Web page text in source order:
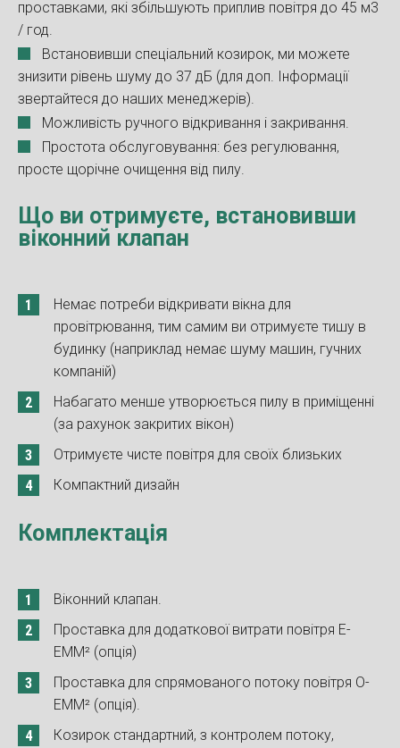
проставками, які збільшують приплив повітря до 45 м3
/ год.
Встановивши спеціальний козирок, ми можете
знизити рівень шуму до 37 дБ (для доп. Інформації
звертайтеся до наших менеджерів).
Можливість ручного відкривання і закривання.
Простота обслуговування: без регулювання,
просте щорічне очищення від пилу.
Що ви отримуєте, встановивши
віконний клапан
Немає потреби відкривати вікна для
провітрювання, тим самим ви отримуєте тишу в
будинку (наприклад немає шуму машин, гучних
компаній)
Набагато менше утворюється пилу в приміщенні
(за рахунок закритих вікон)
Отримуєте чисте повітря для своїх близьких
Компактний дизайн
Комплектація
Віконний клапан.
Проставка для додаткової витрати повітря E-
EMM² (опція)
Проставка для спрямованого потоку повітря O-
EMM² (опція).
Козирок стандартний, з контролем потоку,